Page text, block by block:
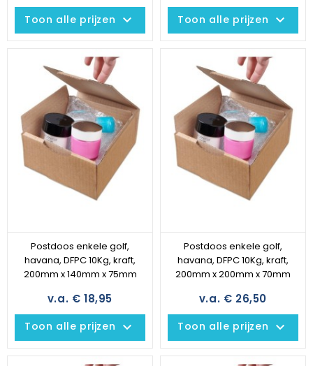
Toon alle prijzen keyboard_arrow_down Toon alle prijzen keyboard_arrow_down
Postdoos enkele golf,
havana, DFPC 10Kg, kraft,
200mm x 140mm x 75mm
v.a. € 18,95
Toon alle prijzen keyboard_arrow_down
Postdoos enkele golf,
havana, DFPC 10Kg, kraft,
200mm x 200mm x 70mm
v.a. € 26,50
Toon alle prijzen keyboard_arrow_down